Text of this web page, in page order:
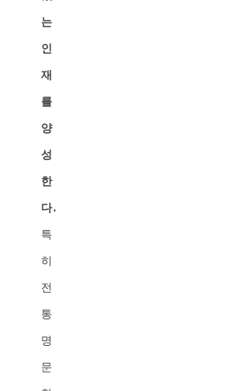
는
인
재
를
양
성
한
다.
특
히
전
통
명
문